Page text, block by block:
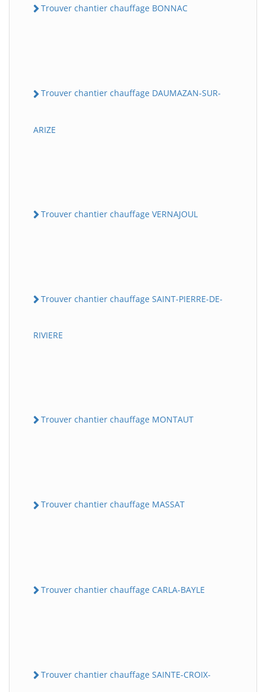
Trouver chantier chauffage BONNAC
Trouver chantier chauffage DAUMAZAN-SUR-
ARIZE
Trouver chantier chauffage VERNAJOUL
Trouver chantier chauffage SAINT-PIERRE-DE-
RIVIERE
Trouver chantier chauffage MONTAUT
Trouver chantier chauffage MASSAT
Trouver chantier chauffage CARLA-BAYLE
Trouver chantier chauffage SAINTE-CROIX-